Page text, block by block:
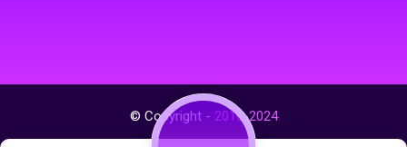
© Copyright - 2016-2024